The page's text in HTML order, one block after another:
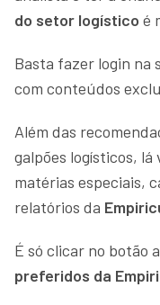
do setor logístico é
Basta fazer login na
com conteúdos
Além das
galpões logísticos,
matérias especiais,
relatórios da
É só clicar no botão
preferidos da